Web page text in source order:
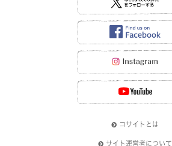
コサイトとは
サイト運営者について